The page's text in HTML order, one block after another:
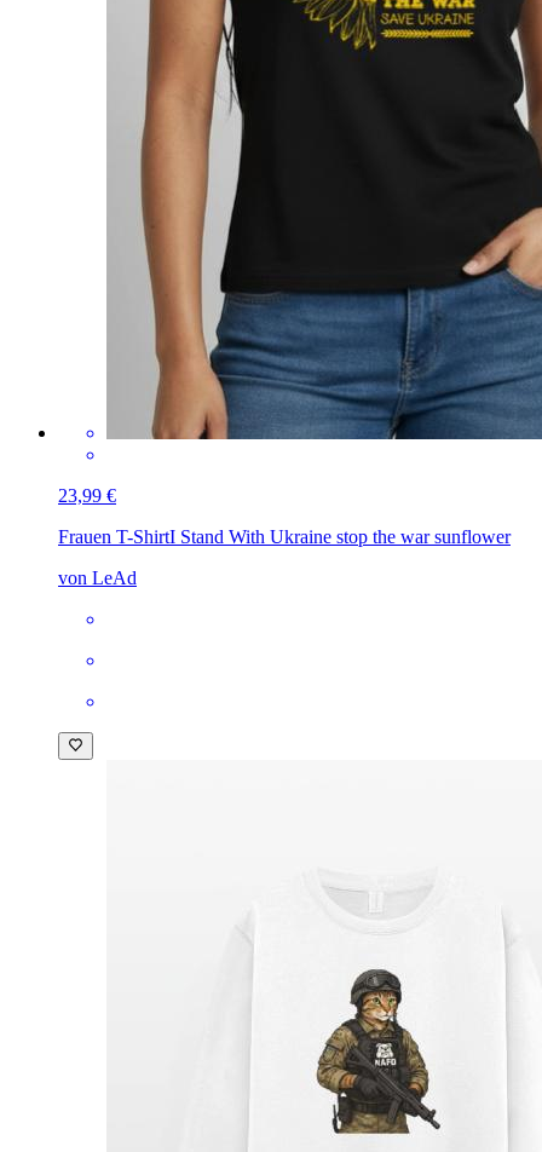
23,99 €
Frauen T-ShirtI Stand With Ukraine stop the war sunflower
von LeAd